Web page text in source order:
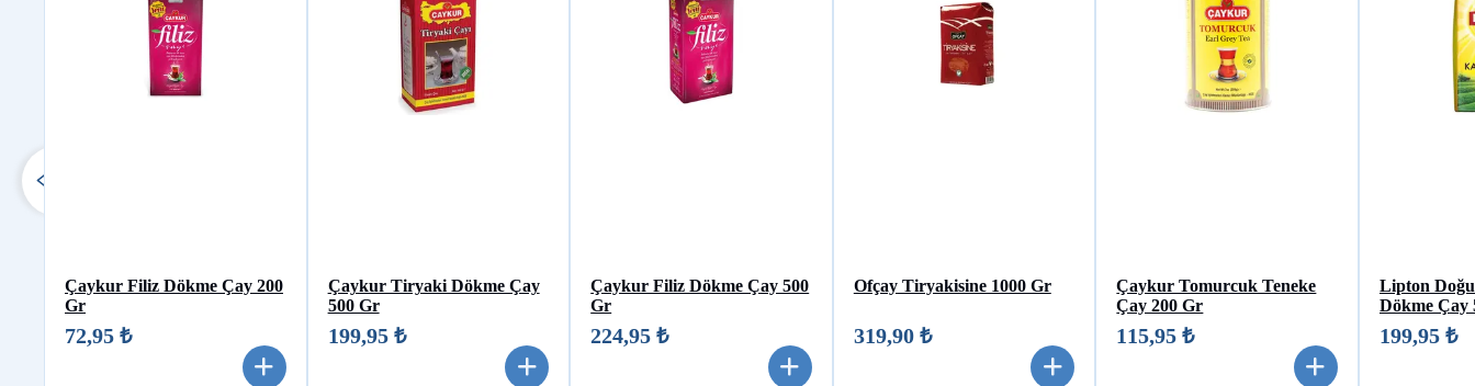
Çaykur Filiz Dökme Çay 200
Gr
72,95 ₺
Çaykur Tiryaki Dökme Çay
500 Gr
199,95 ₺
Çaykur Filiz Dökme Çay 500
Gr
224,95 ₺
Ofçay Tiryakisine 1000 Gr
319,90 ₺
Çaykur Tomurcuk Teneke
Çay 200 Gr
115,95 ₺
Lipton
Dökme Çay
199,95 ₺